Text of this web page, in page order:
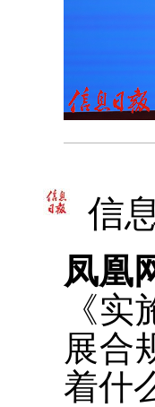
信
凤凰
《
展合
着什